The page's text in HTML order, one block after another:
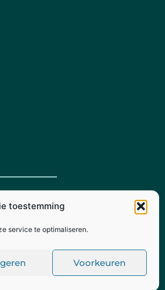
toestemming
service te optimaliseren.
Voorkeuren
2026
door Kijkze